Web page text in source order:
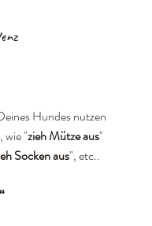
Hundes nutzen
wie "zieh Mütze aus"
Socken aus", etc..